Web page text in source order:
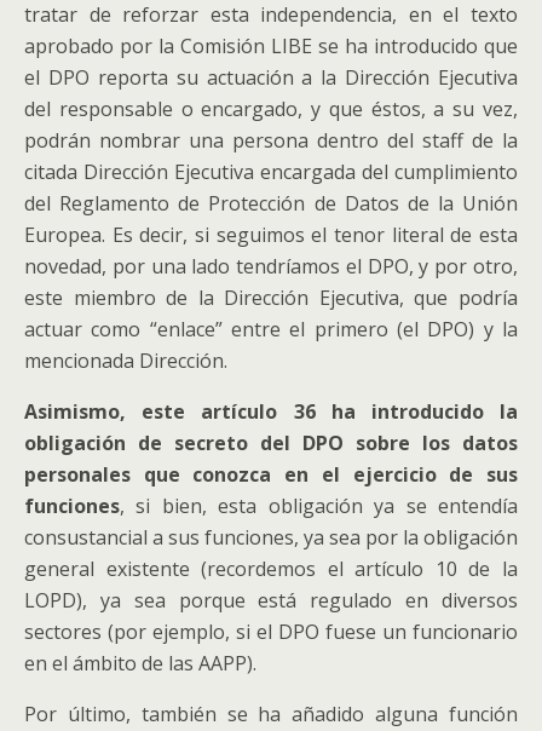
tratar de reforzar esta independencia, en el texto
aprobado por la Comisión LIBE se ha introducido que
el DPO reporta su actuación a la Dirección Ejecutiva
del responsable o encargado, y que éstos, a su vez,
podrán nombrar una persona dentro del staff de la
citada Dirección Ejecutiva encargada del cumplimiento
del Reglamento de Protección de Datos de la Unión
Europea. Es decir, si seguimos el tenor literal de esta
novedad, por una lado tendríamos el DPO, y por otro,
este miembro de la Dirección Ejecutiva, que podría
actuar como “enlace” entre el primero (el DPO) y la
mencionada Dirección.
Asimismo, este artículo 36 ha introducido la
obligación de secreto del DPO sobre los datos
personales que conozca en el ejercicio de sus
funciones, si bien, esta obligación ya se entendía
consustancial a sus funciones, ya sea por la obligación
general existente (recordemos el artículo 10 de la
LOPD), ya sea porque está regulado en diversos
sectores (por ejemplo, si el DPO fuese un funcionario
en el ámbito de las AAPP).
Por último, también se ha añadido alguna función